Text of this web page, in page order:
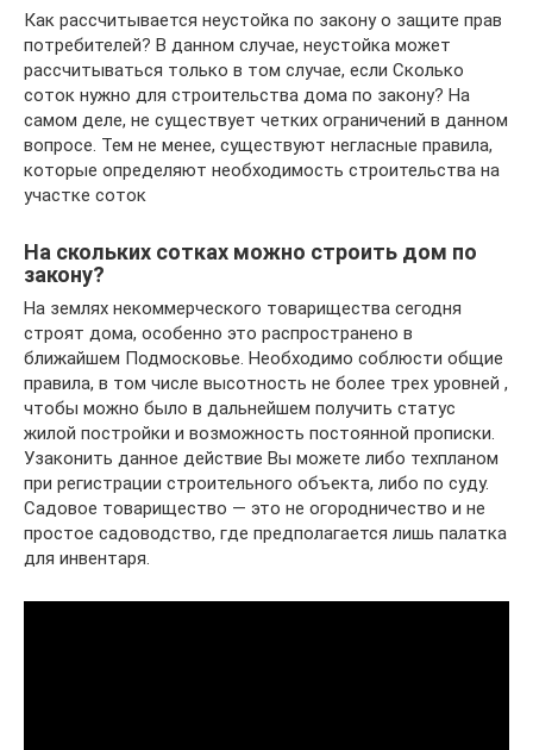
Как рассчитывается неустойка по закону о защите прав
потребителей? В данном случае, неустойка может
рассчитываться только в том случае, если Сколько
соток нужно для строительства дома по закону? На
самом деле, не существует четких ограничений в данном
вопросе. Тем не менее, существуют негласные правила,
которые определяют необходимость строительства на
участке соток
На скольких сотках можно строить дом по
закону?
На землях некоммерческого товарищества сегодня
строят дома, особенно это распространено в
ближайшем Подмосковье. Необходимо соблюсти общие
правила, в том числе высотность не более трех уровней ,
чтобы можно было в дальнейшем получить статус
жилой постройки и возможность постоянной прописки.
Узаконить данное действие Вы можете либо техпланом
при регистрации строительного объекта, либо по суду.
Садовое товарищество — это не огородничество и не
простое садоводство, где предполагается лишь палатка
для инвентаря.